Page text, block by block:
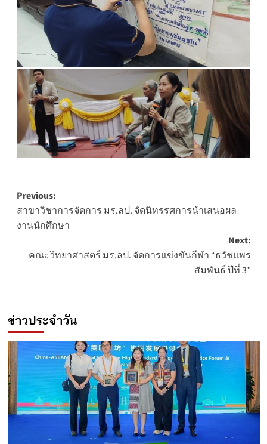
Post
navigation
Previous:
สาขาวิชาการจัดการ มร.ลป. จัดนิทรรศการนำเสนอผล
งานนักศึกษา
Next:
คณะวิทยาศาสตร์ มร.ลป. จัดการแข่งขันกีฬา “ธวัชแพร
สัมพันธ์ ปีที่ 3”
ข่าวประจำวัน